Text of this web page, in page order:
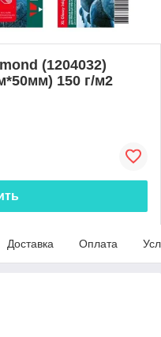
(1204032)
150 г/м2
Доставка Оплата